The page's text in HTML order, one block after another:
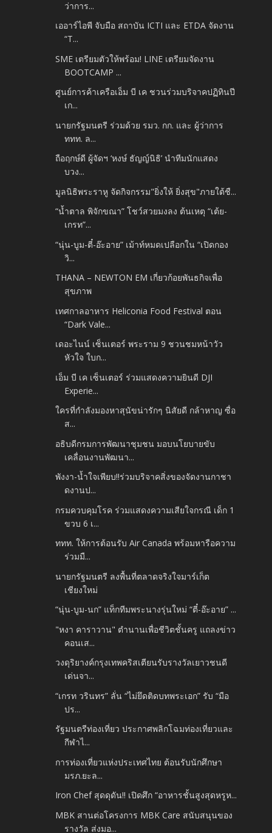
ว่าการ...
เออาร์ไอพี จับมือ สถาบัน ICTI และ ETDA จัดงาน
“T...
SME เตรียมตัวให้พร้อม! LINE เตรียมจัดงาน
BOOTCAMP ...
ศูนย์การค้าเครือเอ็ม บี เค ชวนร่วมบริจาคปฏิทินปี
เก...
นายกรัฐมนตรี ร่วมด้วย รมว. กก. และ ผู้ว่าการ
ททท. ล...
ถือฤกษ์ดี ผู้จัดฯ ‘หงษ์ ธัญญ์นิธิ’ นำทีมนักแสดง
บวง...
มูลนิธิพระราหู จัดกิจกรรม"ยิ่งให้ ยิ่งสุข"ภายใต้ชื...
“น้ำตาล พิจักขณา” โชว์สวยมงลง ต้นเหตุ “เต้ย-
เกรท”...
“นุ่น-บูม-ตี๋-อ๊ะอาย” เม้าท์หมดเปลือกใน “เปิดกอง
วิ...
THANA – NEWTON EM เกี่ยวก้อยพันธกิจเพื่อ
สุขภาพ
เทศกาลอาหาร Heliconia Food Festival ตอน
“Dark Vale...
เดอะไนน์ เซ็นเตอร์ พระราม 9 ชวนชมหน้าวัว
หัวใจ ใบก...
เอ็ม บี เค เซ็นเตอร์ ร่วมแสดงความยินดี DJI
Experie...
ใครที่กำลังมองหาสุนัขน่ารักๆ นิสัยดี กล้าหาญ ซื่อ
ส...
อธิบดีกรมการพัฒนาชุมชน มอบนโยบายขับ
เคลื่อนงานพัฒนา...
พังงา-น้ำใจเพียบ!!ร่วมบริจาคสิ่งของจัดงานกาชา
ดงานป...
กรมควบคุมโรค ร่วมแสดงความเสียใจกรณี เด็ก 1
ขวบ 6 เ...
ททท. ให้การต้อนรับ Air Canada พร้อมหารือความ
ร่วมมื...
นายกรัฐมนตรี ลงพื้นที่ตลาดจริงใจมาร์เก็ต
เชียงใหม่
“นุ่น-บูม-นก” แท็กทีมพระนางรุ่นใหม่ “ตี๋-อ๊ะอาย” ...
"หงา คาราวาน" ตำนานเพื่อชีวิตชั้นครู แถลงข่าว
คอนเส...
วงดุริยางค์กรุงเทพคริสเตียนรับรางวัลเยาวชนดี
เด่นจา...
“เกรท วรินทร” ลั่น “ไม่ยึดติดบทพระเอก” รับ “มือ
ปร...
รัฐมนตรีท่องเที่ยว ประกาศพลิกโฉมท่องเที่ยวและ
กีฬาไ...
การท่องเที่ยวแห่งประเทศไทย ต้อนรับนักศึกษา
มรภ.ยะล...
Iron Chef สุดดุดัน!! เปิดศึก “อาหารชั้นสูงสุดหรูห...
MBK สานต่อโครงการ MBK Care สนับสนุนของ
รางวัล ส่งมอ...